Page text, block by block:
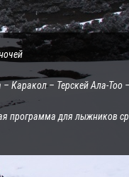
Каракол – Терскей Ала-Тоо
программа для лыжников